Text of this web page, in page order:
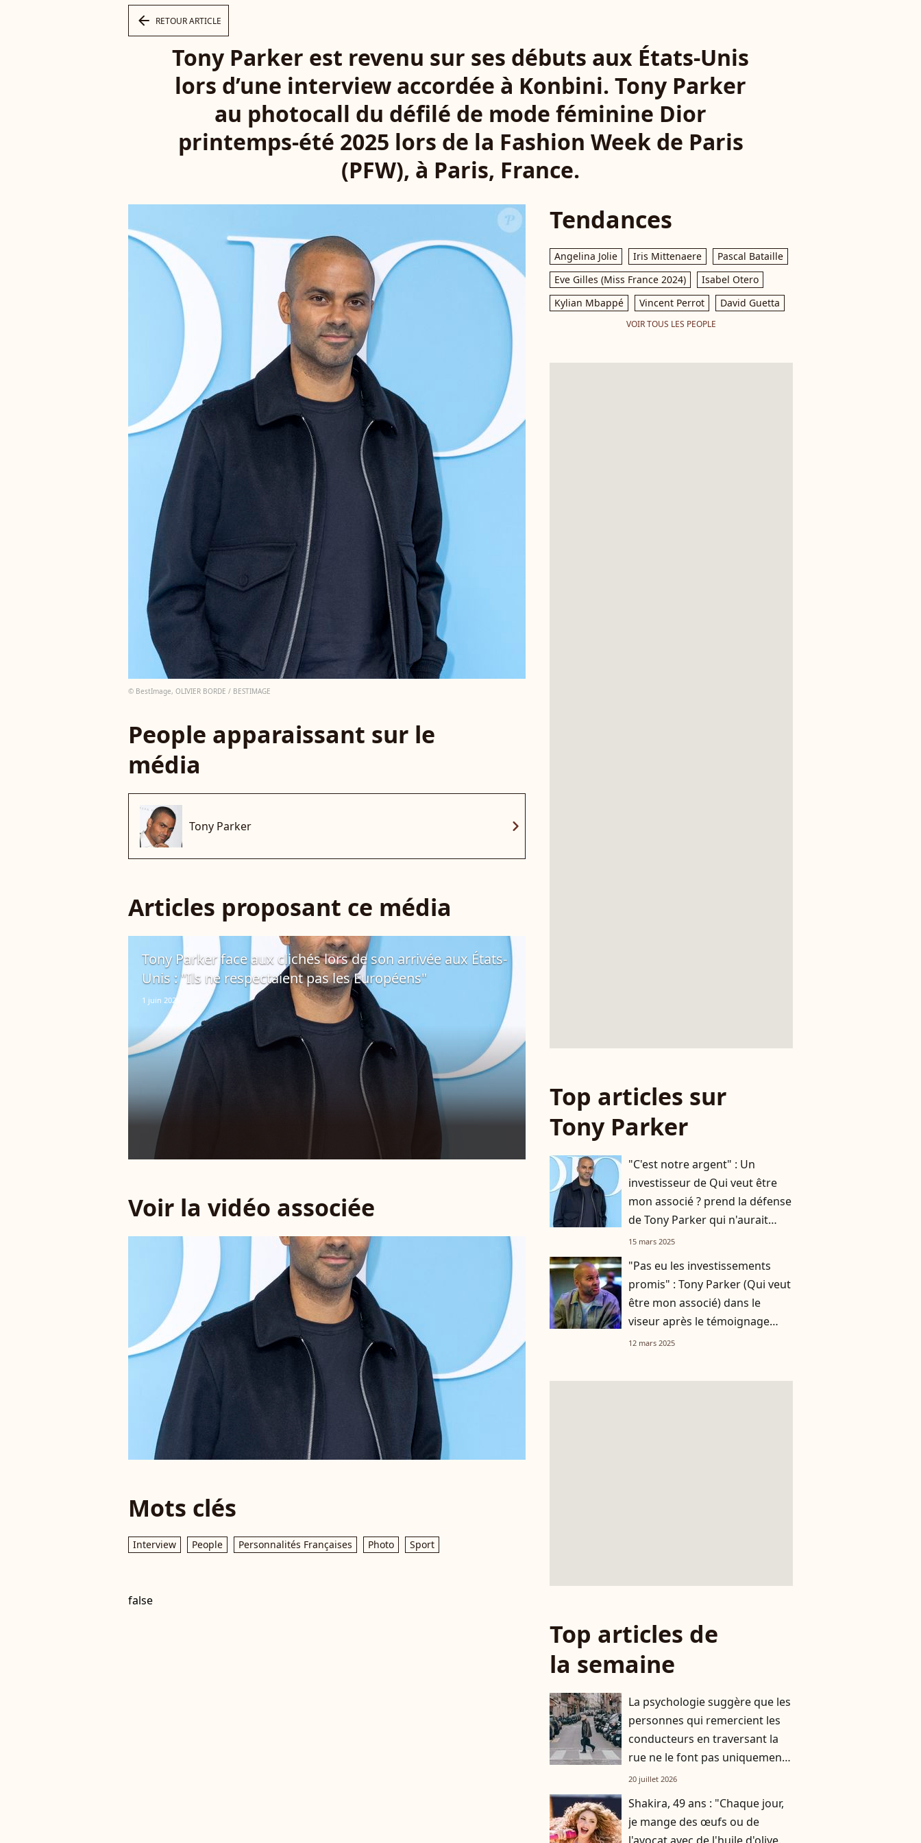
arrow_left RETOUR ARTICLE
Tony Parker est revenu sur ses débuts aux États-Unis
lors d’une interview accordée à Konbini. Tony Parker
au photocall du défilé de mode féminine Dior
printemps-été 2025 lors de la Fashion Week de Paris
(PFW), à Paris, France.
© BestImage, OLIVIER BORDE / BESTIMAGE
People apparaissant sur le
média
Tony Parker chevron_right
Articles proposant ce média
Tony Parker face aux clichés lors de son arrivée aux États-
Unis : "Ils ne respectaient pas les Européens"
1 juin 2026
Voir la vidéo associée
Mots clés
Interview People Personnalités Françaises Photo Sport
false
Tendances
Angelina Jolie Iris Mittenaere
Pascal Bataille
Eve Gilles (Miss France 2024)
Isabel Otero
Kylian Mbappé
Vincent Perrot David Guetta
VOIR TOUS LES PEOPLE
Top articles sur
Tony Parker
"C'est notre argent" : Un
investisseur de Qui veut être
mon associé ? prend la défense
de Tony Parker qui n'aurait
finalement pas versé 200 000
15 mars 2025
"Pas eu les investissements
promis" : Tony Parker (Qui veut
être mon associé) dans le
viseur après le témoignage
d'une candidate
12 mars 2025
Top articles de
la semaine
La psychologie suggère que les
personnes qui remercient les
conducteurs en traversant la
rue ne le font pas uniquement
par gratitude
20 juillet 2026
Shakira, 49 ans : "Chaque jour,
je mange des œufs ou de